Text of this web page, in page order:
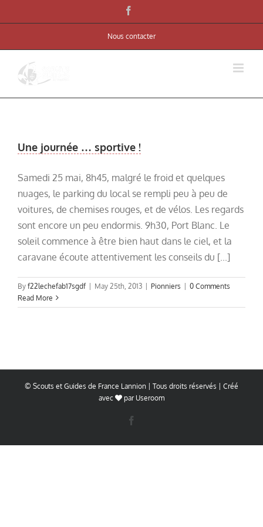
to
Nous contacter
Une journée … sportive !
Samedi 25 mai, 8h45, malgré le froid et quelques
nuages, le parking du local se rempli peu à peu de
voitures, de chemises rouges, et de vélos. Les regards
sont encore un peu endormis. 9h30, Port Blanc. Le
soleil commence à être bien haut dans le ciel, et la
caravane écoute attentivement les conseils du [...]
By f22lechefab17sgdf | May 25th, 2013 | Pionniers | 0 Comments
Read More
© Scouts et Guides de France Lannion | Tous droits réservés | Créé
avec
par Useroom